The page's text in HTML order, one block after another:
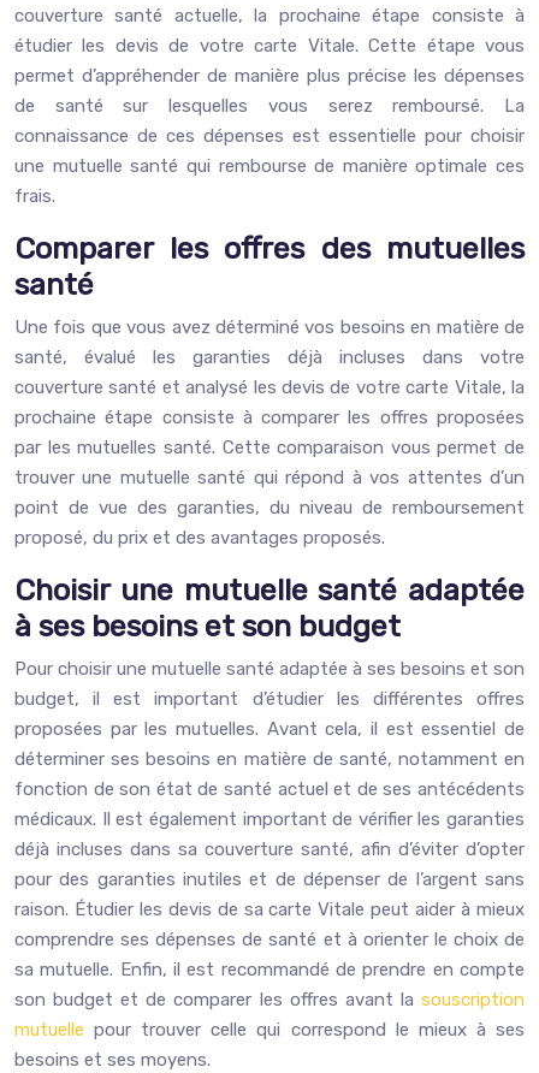
couverture santé actuelle, la prochaine étape consiste à
étudier les devis de votre carte Vitale. Cette étape vous
permet d’appréhender de manière plus précise les dépenses
de santé sur lesquelles vous serez remboursé. La
connaissance de ces dépenses est essentielle pour choisir
une mutuelle santé qui rembourse de manière optimale ces
frais.
Comparer les offres des mutuelles
santé
Une fois que vous avez déterminé vos besoins en matière de
santé, évalué les garanties déjà incluses dans votre
couverture santé et analysé les devis de votre carte Vitale, la
prochaine étape consiste à comparer les offres proposées
par les mutuelles santé. Cette comparaison vous permet de
trouver une mutuelle santé qui répond à vos attentes d’un
point de vue des garanties, du niveau de remboursement
proposé, du prix et des avantages proposés.
Choisir une mutuelle santé adaptée
à ses besoins et son budget
Pour choisir une mutuelle santé adaptée à ses besoins et son
budget, il est important d’étudier les différentes offres
proposées par les mutuelles. Avant cela, il est essentiel de
déterminer ses besoins en matière de santé, notamment en
fonction de son état de santé actuel et de ses antécédents
médicaux. Il est également important de vérifier les garanties
déjà incluses dans sa couverture santé, afin d’éviter d’opter
pour des garanties inutiles et de dépenser de l’argent sans
raison. Étudier les devis de sa carte Vitale peut aider à mieux
comprendre ses dépenses de santé et à orienter le choix de
sa mutuelle. Enfin, il est recommandé de prendre en compte
son budget et de comparer les offres avant la souscription
mutuelle pour trouver celle qui correspond le mieux à ses
besoins et ses moyens.